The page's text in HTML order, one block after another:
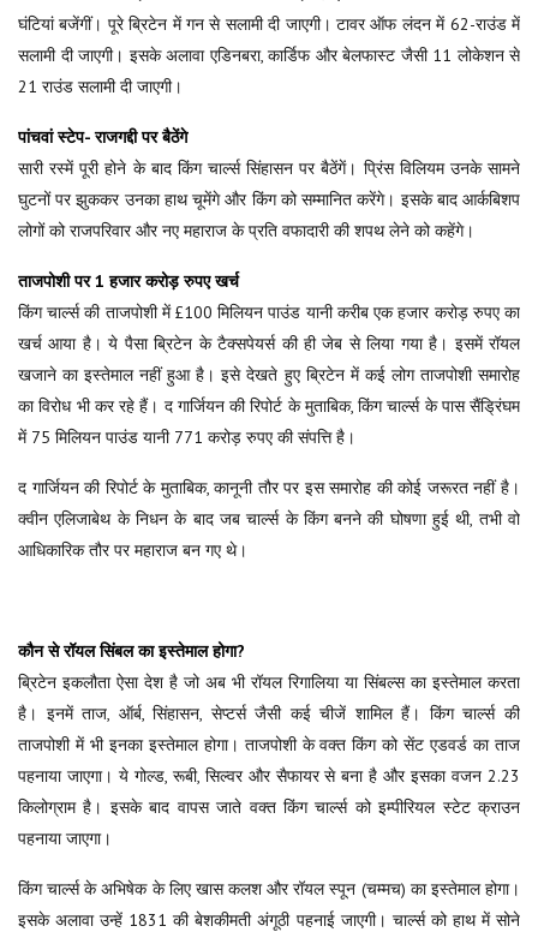
घंटियां बजेंगीं। पूरे ब्रिटेन में गन से सलामी दी जाएगी। टावर ऑफ लंदन में 62-राउंड में
सलामी दी जाएगी। इसके अलावा एडिनबरा, कार्डिफ और बेलफास्ट जैसी 11 लोकेशन से
21 राउंड सलामी दी जाएगी।
पांचवां स्टेप- राजगद्दी पर बैठेंगे
सारी रस्में पूरी होने के बाद किंग चार्ल्स सिंहासन पर बैठेंगें। प्रिंस विलियम उनके सामने
घुटनों पर झुककर उनका हाथ चूमेंगे और किंग को सम्मानित करेंगे। इसके बाद आर्कबिशप
लोगों को राजपरिवार और नए महाराज के प्रति वफादारी की शपथ लेने को कहेंगे।
ताजपोशी पर 1 हजार करोड़ रुपए खर्च
किंग चार्ल्स की ताजपोशी में £100 मिलियन पाउंड यानी करीब एक हजार करोड़ रुपए का
खर्च आया है। ये पैसा ब्रिटेन के टैक्सपेयर्स की ही जेब से लिया गया है। इसमें रॉयल
खजाने का इस्तेमाल नहीं हुआ है। इसे देखते हुए ब्रिटेन में कई लोग ताजपोशी समारोह
का विरोध भी कर रहे हैं। द गार्जियन की रिपोर्ट के मुताबिक, किंग चार्ल्स के पास सैंड्रिंघम
में 75 मिलियन पाउंड यानी 771 करोड़ रुपए की संपत्ति है।
द गार्जियन की रिपोर्ट के मुताबिक, कानूनी तौर पर इस समारोह की कोई जरूरत नहीं है।
क्वीन एलिजाबेथ के निधन के बाद जब चार्ल्स के किंग बनने की घोषणा हुई थी, तभी वो
आधिकारिक तौर पर महाराज बन गए थे।
कौन से रॉयल सिंबल का इस्तेमाल होगा?
ब्रिटेन इकलौता ऐसा देश है जो अब भी रॉयल रिगालिया या सिंबल्स का इस्तेमाल करता
है। इनमें ताज, ऑर्ब, सिंहासन, सेप्टर्स जैसी कई चीजें शामिल हैं। किंग चार्ल्स की
ताजपोशी में भी इनका इस्तेमाल होगा। ताजपोशी के वक्त किंग को सेंट एडवर्ड का ताज
पहनाया जाएगा। ये गोल्ड, रूबी, सिल्वर और सैफायर से बना है और इसका वजन 2.23
किलोग्राम है। इसके बाद वापस जाते वक्त किंग चार्ल्स को इम्पीरियल स्टेट क्राउन
पहनाया जाएगा।
किंग चार्ल्स के अभिषेक के लिए खास कलश और रॉयल स्पून (चम्मच) का इस्तेमाल होगा।
इसके अलावा उन्हें 1831 की बेशकीमती अंगूठी पहनाई जाएगी। चार्ल्स को हाथ में सोने